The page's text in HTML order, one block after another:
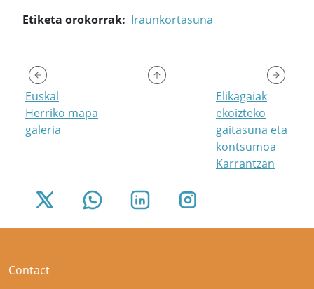
Etiketa orokorrak
Iraunkortasuna
Euskal
Herriko mapa
galeria
Elikagaiak
ekoizteko
gaitasuna eta
kontsumoa
Karrantzan
Contact